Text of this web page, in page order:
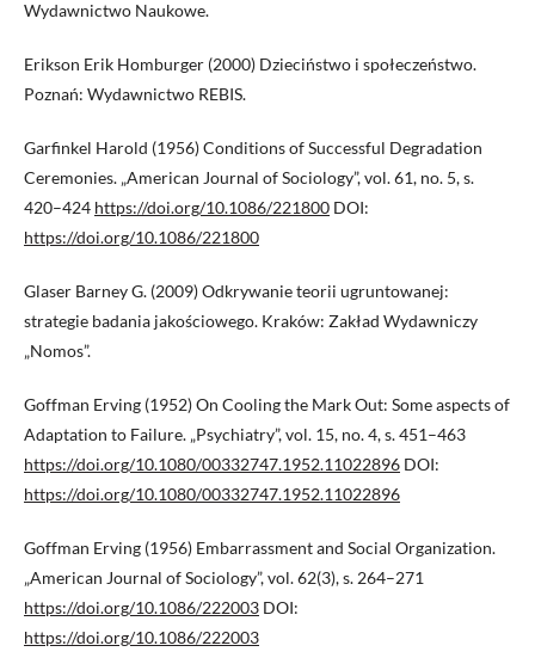
Wydawnictwo Naukowe.
Erikson Erik Homburger (2000) Dzieciństwo i społeczeństwo.
Poznań: Wydawnictwo REBIS.
Garfinkel Harold (1956) Conditions of Successful Degradation
Ceremonies. „American Journal of Sociology”, vol. 61, no. 5, s.
420–424 https://doi.org/10.1086/221800 DOI:
https://doi.org/10.1086/221800
Glaser Barney G. (2009) Odkrywanie teorii ugruntowanej:
strategie badania jakościowego. Kraków: Zakład Wydawniczy
„Nomos”.
Goffman Erving (1952) On Cooling the Mark Out: Some aspects of
Adaptation to Failure. „Psychiatry”, vol. 15, no. 4, s. 451–463
https://doi.org/10.1080/00332747.1952.11022896 DOI:
https://doi.org/10.1080/00332747.1952.11022896
Goffman Erving (1956) Embarrassment and Social Organization.
„American Journal of Sociology”, vol. 62(3), s. 264–271
https://doi.org/10.1086/222003 DOI:
https://doi.org/10.1086/222003